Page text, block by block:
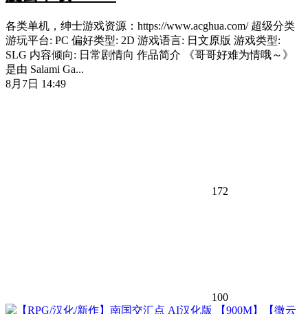
各类单机，绅士游戏资源：https://www.acghua.com/ 超级分类
游玩平台: PC 偏好类型: 2D 游戏语言: 日文原版 游戏类型:
SLG 内容倾向: 日常剧情向 作品简介 《哥哥好难为情哦～》
是由 Salami Ga...
8月7日 14:49
172
100